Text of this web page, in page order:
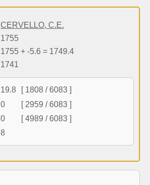
CERVELLO, C.E.
1755
1755 + -5.6 = 1749.4
1741
19.8
[ 1808 / 6083 ]
0
[ 2959 / 6083 ]
0
[ 4989 / 6083 ]
8